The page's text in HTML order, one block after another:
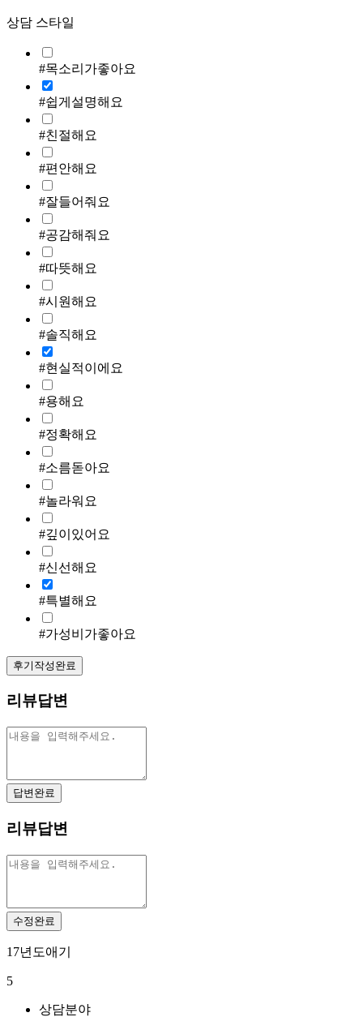
상담 스타일
#목소리가좋아요
#쉽게설명해요
#친절해요
#편안해요
#잘들어줘요
#공감해줘요
#따뜻해요
#시원해요
#솔직해요
#현실적이에요
#용해요
#정확해요
#소름돋아요
#놀라워요
#깊이있어요
#신선해요
#특별해요
#가성비가좋아요
후기작성완료
리뷰답변
답변완료
리뷰답변
수정완료
17년도애기
5
상담분야